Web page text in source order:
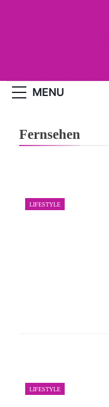
MENU
Fernsehen
LIFESTYLE
LIFESTYLE